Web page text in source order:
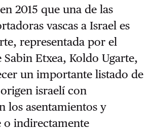
2015 que una de las
vascas a Israel es
representada por el
Etxea, Koldo Ugarte,
un importante listado de
israelí con
los asentamientos y
o indirectamente